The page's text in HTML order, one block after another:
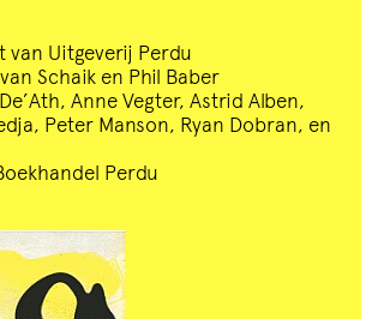
in nauwe samenwerking met
over ‘Angst’ en ‘Woede’ vier
Uitgeverij Perdu
Schaik en Phil Baber
Anne Vegter, Astrid Alben,
Peter Manson, Ryan Dobran, en
Perdu